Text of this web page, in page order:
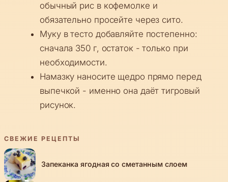
обычный рис в кофемолке и
обязательно просейте через сито.
Муку в тесто добавляйте постепенно:
сначала 350 г, остаток - только при
необходимости.
Намазку наносите щедро прямо перед
выпечкой - именно она даёт тигровый
рисунок.
СВЕЖИЕ РЕЦЕПТЫ
Запеканка ягодная со сметанным слоем